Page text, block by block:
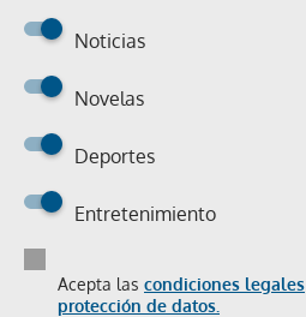
Noticias
Novelas
Deportes
Entretenimiento
Acepta las condiciones legales
protección de datos.